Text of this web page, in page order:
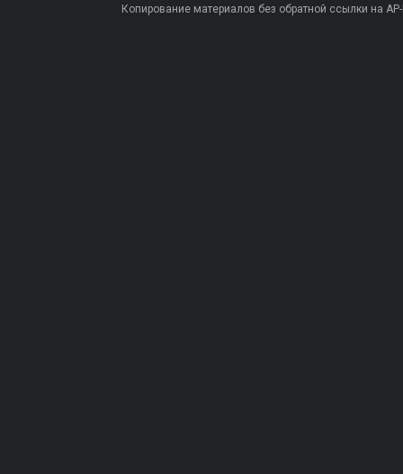
Копирование материалов без обратной ссылки на